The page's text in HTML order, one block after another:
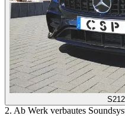
S212
2. Ab Werk verbautes